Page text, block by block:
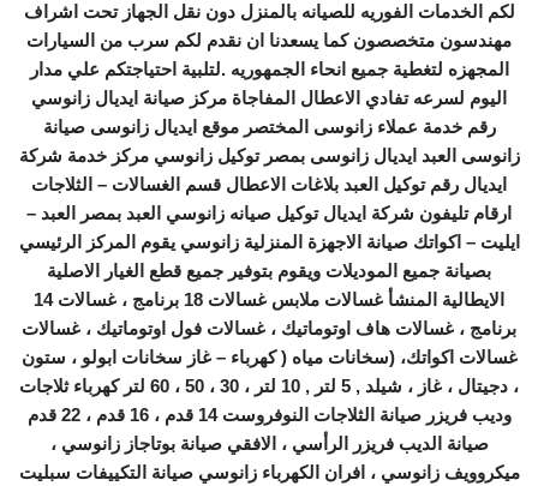
لكم الخدمات الفوريه للصيانه بالمنزل دون نقل الجهاز تحت اشراف
مهندسون متخصصون كما يسعدنا ان نقدم لكم سرب من السيارات
المجهزه لتغطية جميع انحاء الجمهوريه .لتلبية احتياجتكم علي مدار
اليوم لسرعه تفادي الاعطال المفاجاة مركز صيانة ايديال زانوسي
رقم خدمة عملاء زانوسى المختصر موقع ايديال زانوسى صيانة
زانوسى العبد ايديال زانوسى بمصر توكيل زانوسي مركز خدمة شركة
ايديال رقم توكيل العبد بلاغات الاعطال قسم الغسالات – الثلاجات
ارقام تليفون شركة ايديال توكيل صيانه زانوسي العبد بمصر العبد –
ايليت – اكواتك صيانة الاجهزة المنزلية زانوسي يقوم المركز الرئيسي
بصيانة جميع الموديلات ويقوم بتوفير جميع قطع الغيار الاصلية
الايطالية المنشأ غسالات ملابس غسالات 18 برنامج ، غسالات 14
برنامج ، غسالات هاف اوتوماتيك ، غسالات فول اوتوماتيك ، غسالات
غسالات اكواتك، (سخانات مياه ( كهرباء – غاز سخانات ابولو ، ستون
، دجيتال ، غاز ، شيلد , 5 لتر , 10 لتر ، 30 ، 50 ، 60 لتر كهرباء ثلاجات
وديب فريزر صيانة الثلاجات النوفروست 14 قدم ، 16 قدم ، 22 قدم
صيانة الديب فريزر الرأسي ، الافقي صيانة بوتاجاز زانوسي ،
ميكروويف زانوسي ، افران الكهرباء زانوسي صيانة التكييفات سبليت